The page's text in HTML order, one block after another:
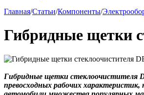
Главная/Статьи/Компоненты/
Гибридные щетки
Гибридные щетки стеклоочистителя
превосходных рабочих